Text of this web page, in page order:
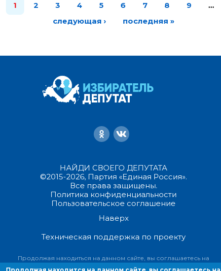
1 2 3 4 5 6 7 8 9
…
следующая ›
последняя »
НАЙДИ СВОЕГО ДЕПУТАТА
©2015-2026, Партия «Единая Россия».
Все права защищены.
Политика конфиденциальности
Пользовательское соглашение
Наверх
Техническая поддержка по проекту
Продолжая находиться на данном сайте, вы соглашаетесь на
предоставление информации об ip-адресе, имени и стране домена